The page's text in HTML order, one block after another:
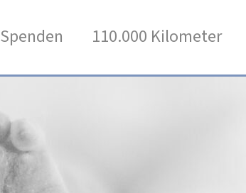
Spenden 110.000 Kilometer